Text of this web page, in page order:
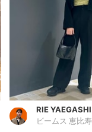
RIE YAEGASHI
ビームス 恵比寿